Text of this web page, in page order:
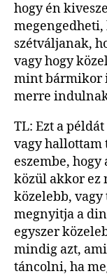
hogy én
szétváljanak,
vagy hogy
mint bármikor
merre
TL: Ezt a
vagy hallottam
eszembe,
közül akkor ez
közelebb,
megnyitja a
egyszer
mindig azt,
táncolni, ha